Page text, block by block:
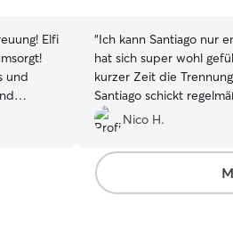
Elfi
und
“Ich kann Santiago nur
hat sich super wohl
kurzer Zeit die
Santiago schickt
habe mir keine Sorgen
werde definitiv wieder
Nico H.